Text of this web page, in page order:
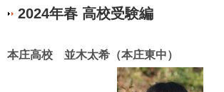
2024年春 高校受験編
本庄高校 並木太希（本庄東中）